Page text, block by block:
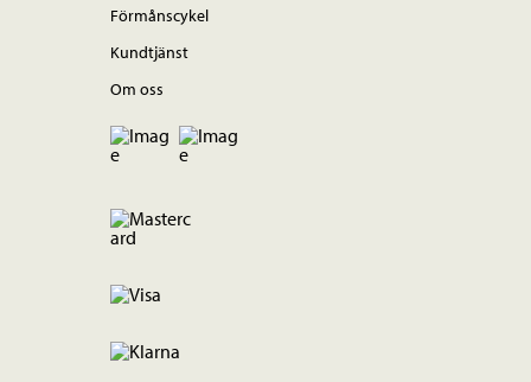
Förmånscykel
Kundtjänst
Om oss